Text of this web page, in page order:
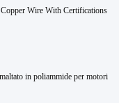
Wire With Certifications
in poliammide per motori